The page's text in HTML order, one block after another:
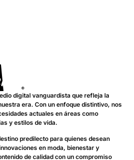
digital vanguardista que refleja la
era. Con un enfoque distintivo, nos
actuales en áreas como
y estilos de vida.
predilecto para quienes desean
en moda, bienestar y
de calidad con un compromiso